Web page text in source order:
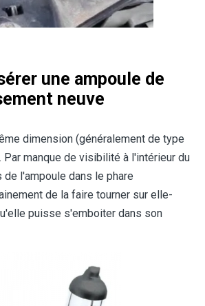
une ampoule de
neuve
dimension (généralement de type
Par manque de visibilité à l'intérieur du
l'ampoule dans le phare
de la faire tourner sur elle-
puisse s'emboiter dans son